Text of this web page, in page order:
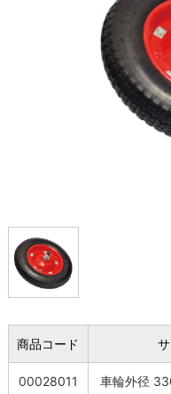
商品コード
00028011 車輪外径